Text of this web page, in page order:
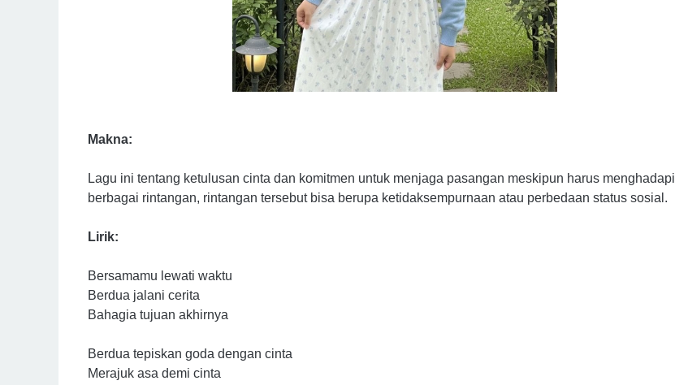
Makna:
Lagu ini tentang ketulusan cinta dan komitmen untuk menjaga pasangan meskipun harus menghadapi
berbagai rintangan, rintangan tersebut bisa berupa ketidaksempurnaan atau perbedaan status sosial.
Lirik:
Bersamamu lewati waktu
Berdua jalani cerita
Bahagia tujuan akhirnya
Berdua tepiskan goda dengan cinta
Merajuk asa demi cinta